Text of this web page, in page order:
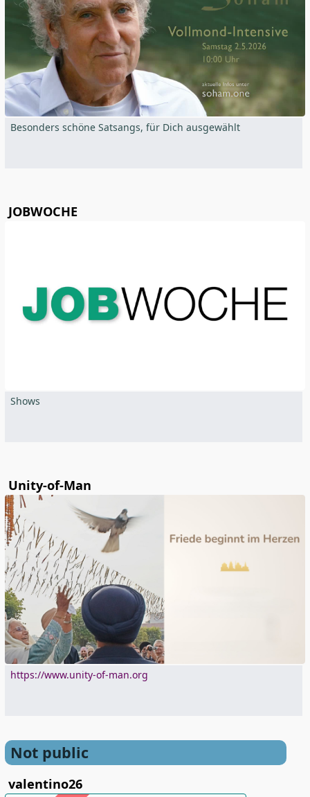
Besonders schöne Satsangs, für Dich ausgewählt
JOBWOCHE
Shows
Unity-of-Man
https://www.unity-of-man.org
Not public
valentino26